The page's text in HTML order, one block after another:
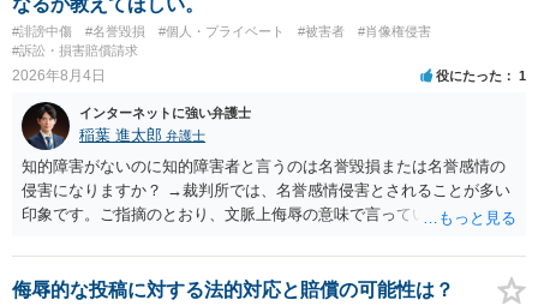
#誹謗中傷 #名誉毀損 #個人・プライベート #被害者
#肖像権侵害
#訴訟・損害賠償請求
2026年8月4日 役にたった 1
インターネットに強い弁護士
稲葉 進太郎 弁護士
知的障害がないのに知的障害者と言うのは名誉毀損または名誉感情の
侵害になりますか？ →裁判所では、名誉感情侵害とされることが多い
印象です。ご指摘のとおり、文脈上侮辱の意味で言っている点も加味
侮辱的な投稿に対する法的対応と賠償の可能性は？